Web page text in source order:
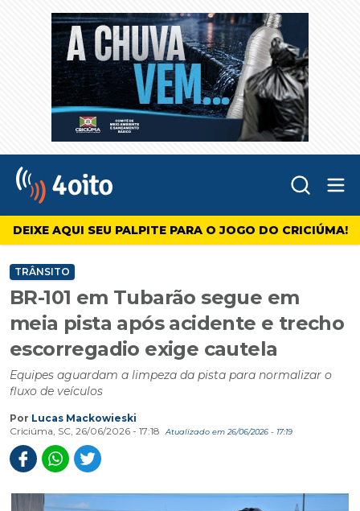
4oito
DEIXE AQUI SEU PALPITE PARA O JOGO DO CRICIÚMA!
TRÂNSITO
BR-101 em Tubarão segue em
meia pista após acidente e trecho
escorregadio exige cautela
Equipes aguardam a limpeza da pista para normalizar o
fluxo de veículos
Por Lucas Mackowieski
Criciúma, SC, 26/06/2026 - 17:18
Atualizado em 26/06/2026 - 17:19